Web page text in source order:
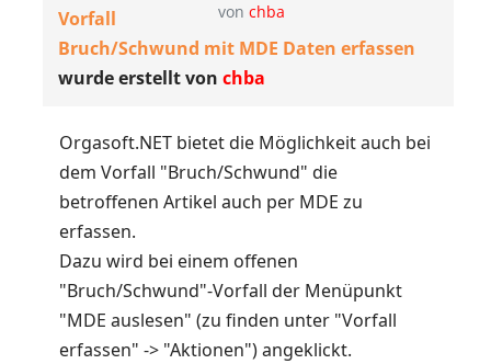
von chba
Vorfall
Bruch/Schwund mit MDE Daten erfassen
wurde erstellt von chba
Orgasoft.NET bietet die Möglichkeit auch bei
dem Vorfall "Bruch/Schwund" die
betroffenen Artikel auch per MDE zu
erfassen.
Dazu wird bei einem offenen
"Bruch/Schwund"-Vorfall der Menüpunkt
"MDE auslesen" (zu finden unter "Vorfall
erfassen" -> "Aktionen") angeklickt.